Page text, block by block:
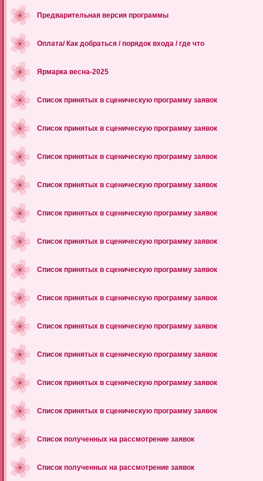
Предварительная версия программы
Оплата/ Как добраться / порядок входа / где что
Ярмарка весна-2025
Список принятых в сценическую программу заявок
Список принятых в сценическую программу заявок
Список принятых в сценическую программу заявок
Список принятых в сценическую программу заявок
Список принятых в сценическую программу заявок
Список принятых в сценическую программу заявок
Список принятых в сценическую программу заявок
Список принятых в сценическую программу заявок
Список принятых в сценическую программу заявок
Список принятых в сценическую программу заявок
Список принятых в сценическую программу заявок
Список принятых в сценическую программу заявок
Список полученных на рассмотрение заявок
Список полученных на рассмотрение заявок